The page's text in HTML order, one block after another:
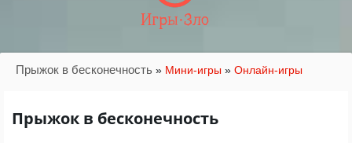
Игры·Зло
Прыжок в бесконечность » Мини-игры » Онлайн-игры
Прыжок в бесконечность